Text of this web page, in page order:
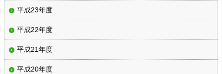
平成23年度
平成22年度
平成21年度
平成20年度